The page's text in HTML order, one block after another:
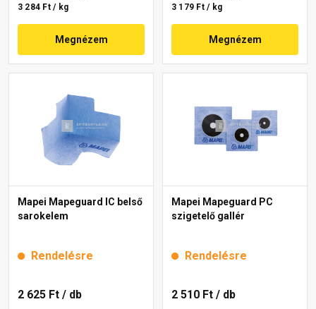
3 284 Ft / kg
Megnézem
3 179 Ft / kg
Megnézem
Mapei Mapeguard IC belső
sarokelem
Rendelésre
2 625 Ft / db
Mapei Mapeguard PC
szigetelő gallér
Rendelésre
2 510 Ft / db